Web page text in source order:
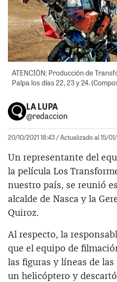
ATENCIÓN: Producción de
Palpa los días 22, 23 y 24.
LA LUPA
@redaccion
20/10/2021 18:43/ Actualizado al 15/
Un representante del
la película Los
nuestro país, se reunió
alcalde de Nasca y la
Quiroz.
Al respecto, la
que el equipo de
las figuras y líneas de las
un helicóptero y